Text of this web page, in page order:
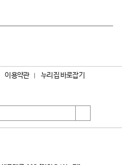
이용약관 누리집 바로잡기